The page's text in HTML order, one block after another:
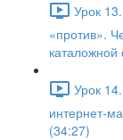
Урок
«против».
Урок
интернет-
(34:27)